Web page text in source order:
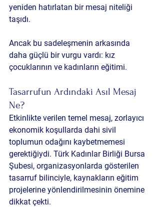
yeniden hatırlatan bir mesaj niteliği
taşıdı.
Ancak bu sadeleşmenin arkasında
daha güçlü bir vurgu vardı: kız
çocuklarının ve kadınların eğitimi.
Tasarrufun Ardındaki Asıl Mesaj
Ne?
Etkinlikte verilen temel mesaj, zorlayıcı
ekonomik koşullarda dahi sivil
toplumun odağını kaybetmemesi
gerektiğiydi. Türk Kadınlar Birliği Bursa
Şubesi, organizasyonlarda gösterilen
tasarruf bilinciyle, kaynakların eğitim
projelerine yönlendirilmesinin önemine
dikkat çekti.